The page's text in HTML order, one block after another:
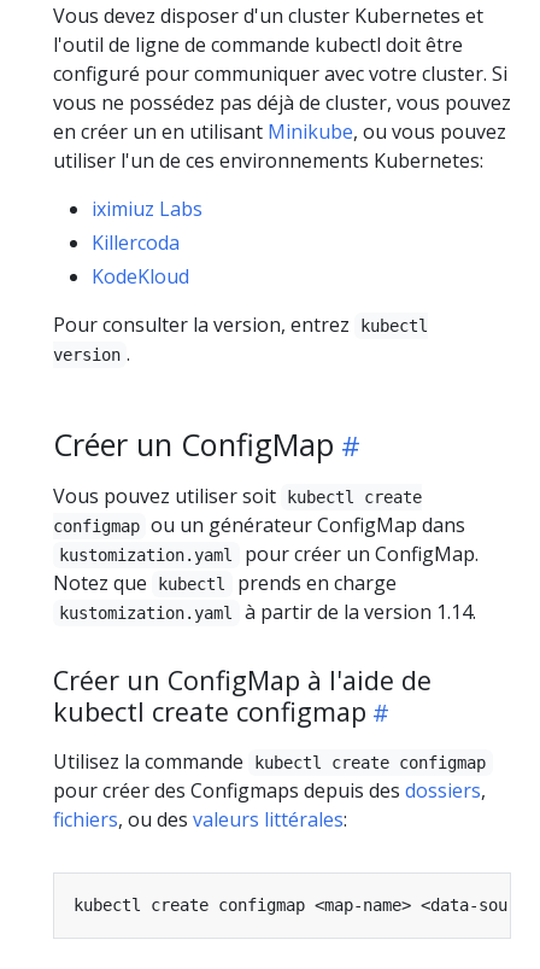
Vous devez disposer d'un cluster Kubernetes et
l'outil de ligne de commande kubectl doit être
configuré pour communiquer avec votre cluster. Si
vous ne possédez pas déjà de cluster, vous pouvez
en créer un en utilisant Minikube, ou vous pouvez
utiliser l'un de ces environnements Kubernetes:
iximiuz Labs
Killercoda
KodeKloud
Pour consulter la version, entrez
kubectl
version .
Créer un ConfigMap
Vous pouvez utiliser soit
kubectl create
configmap ou un générateur ConfigMap dans
kustomization.yaml
pour créer un ConfigMap.
Notez que
kubectl prends en charge
kustomization.yaml à partir de la version 1.14.
Créer un ConfigMap à l'aide de
kubectl create configmap
Utilisez la commande kubectl create configmap
pour créer des Configmaps depuis des dossiers,
fichiers, ou des valeurs littérales: